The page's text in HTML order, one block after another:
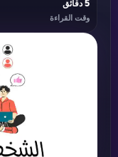
5 دقائق
وقت القراءة